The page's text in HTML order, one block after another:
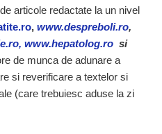
articole redactate la un nivel
, www.despreboli.ro,
www.hepatolog.ro si
de munca de adunare a
si reverificare a textelor si
(care trebuiesc aduse la zi